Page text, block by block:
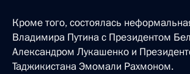
Кроме того, состоялась
Владимира Путина с Президентом
Александром Лукашенко и
Таджикистана Эмомали Рахмоном.